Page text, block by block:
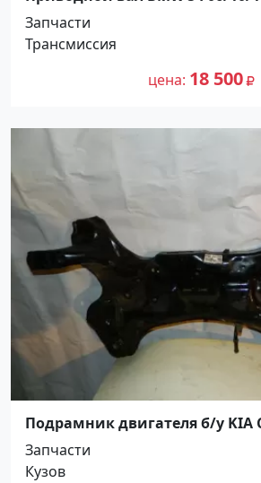
2016 Краснодар
Запчасти
Трансмиссия
цена 18 500
Подрамник двигателя б/у KIA
Краснодар
Запчасти
Кузов